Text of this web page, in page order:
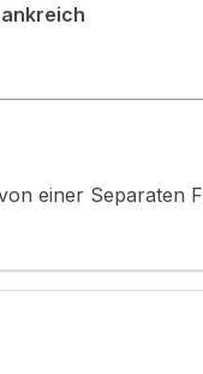
325 m² auf einem
und/oder eine
einer Separaten